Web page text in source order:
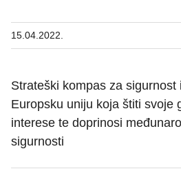
15.04.2022.
Strateški kompas za sigurnost
Europsku uniju koja štiti svoje
interese te doprinosi
sigurnosti